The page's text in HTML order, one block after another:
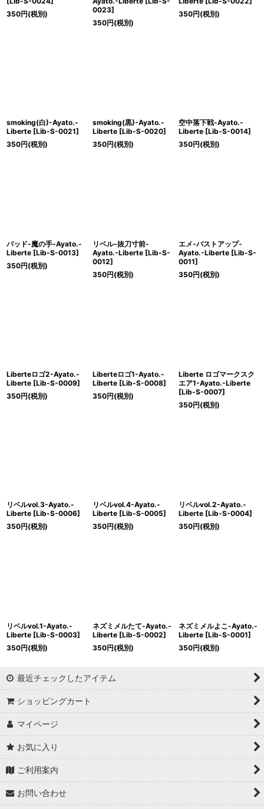
350円(税別)
0023]
350円(税別)
350円(税別)
smoking(白)-Ayato.-
Liberte [Lib-S-0021]
350円(税別)
smoking(黒)-Ayato.-
Liberte [Lib-S-0020]
350円(税別)
空中落下戦-Ayato.-
Liberte [Lib-S-0014]
350円(税別)
バッド-魔の手-Ayato.-
Liberte [Lib-S-0013]
350円(税別)
リベル-抜刀寸前-
Ayato.-Liberte [Lib-S-
0012]
350円(税別)
エメ-バストアップ-
Ayato.-Liberte [Lib-S-
0011]
350円(税別)
Liberteロゴ2-Ayato.-
Liberte [Lib-S-0009]
350円(税別)
Liberteロゴ1-Ayato.-
Liberte [Lib-S-0008]
350円(税別)
Liberte ロゴマークスク
エア1-Ayato.-Liberte
[Lib-S-0007]
350円(税別)
リベルvol.3-Ayato.-
Liberte [Lib-S-0006]
350円(税別)
リベルvol.4-Ayato.-
Liberte [Lib-S-0005]
350円(税別)
リベルvol.2-Ayato.-
Liberte [Lib-S-0004]
350円(税別)
リベルvol.1-Ayato.-
Liberte [Lib-S-0003]
350円(税別)
ネズミメルたて-Ayato.-
Liberte [Lib-S-0002]
350円(税別)
ネズミメルよこ-Ayato.-
Liberte [Lib-S-0001]
350円(税別)
最近チェックしたアイテム
ショッピングカート
マイページ
お気に入り
ご利用案内
お問い合わせ